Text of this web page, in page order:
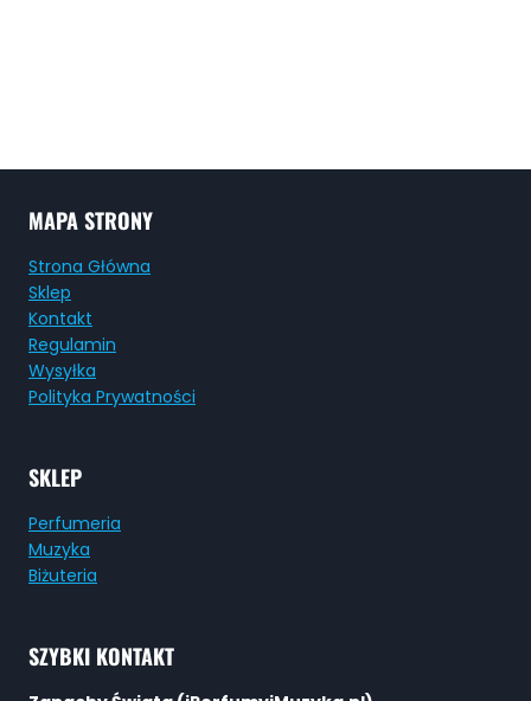
MAPA STRONY
Strona Główna
Sklep
Kontakt
Regulamin
Wysyłka
Polityka Prywatności
SKLEP
Perfumeria
Muzyka
Biżuteria
SZYBKI KONTAKT